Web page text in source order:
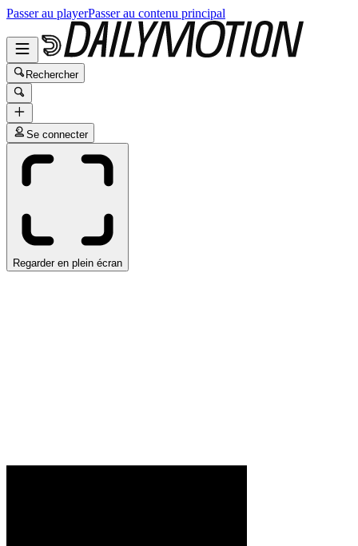
Passer au playerPasser au contenu principal
Rechercher
Se connecter
Regarder en plein écran